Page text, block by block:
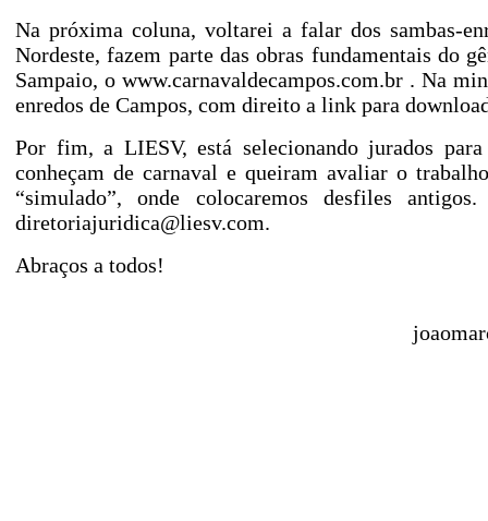
Na próxima coluna, voltarei a falar dos sambas-
Nordeste, fazem parte das obras fundamentais do
Sampaio, o www.carnavaldecampos.com.br. Na
enredos de Campos, com direito a link para
Por fim, a LIESV, está selecionando jurados
conheçam de carnaval e queiram avaliar o
“simulado”, onde colocaremos desfiles
diretoriajuridica@liesv.com.
Abraços a todos!